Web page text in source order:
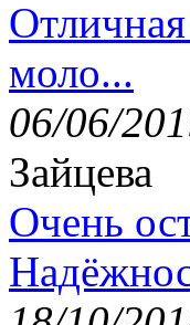
моло...
06/06/
Зайцева
Очень